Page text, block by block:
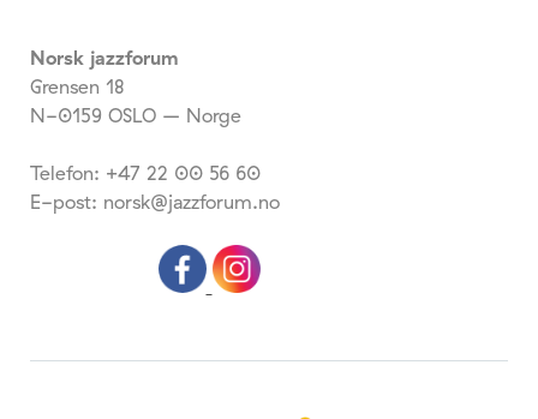
Norsk jazzforum
Grensen 18
N-0159 OSLO – Norge
Telefon: +47 22 00 56 60
E-post: norsk@jazzforum.no